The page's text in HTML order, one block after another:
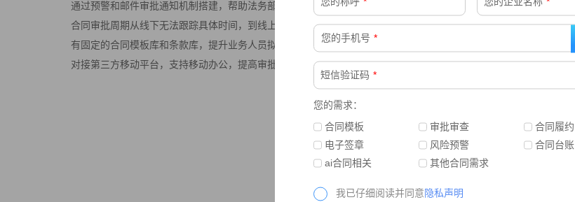
通过预警和邮件审批通知机制搭建，帮助法务部的同事及时发现合同风险。
合同审批周期从线下无法跟踪具体时间，到线上控制为最多3天，显著提高合同拟制及审批效率。
有固定的合同模板库和条款库，提升业务人员拟制合同效率和法务审核效率， 降低文本篡改风险。
对接第三方移动平台，支持移动办公，提高审批效率。
您的手机号 *
短信验证码 *
您的需求：
合同模板
审批审查
合同履约
电子签章
风险预警
合同台账
ai合同相关
其他合同需求
我已仔细阅读并同意隐私声明